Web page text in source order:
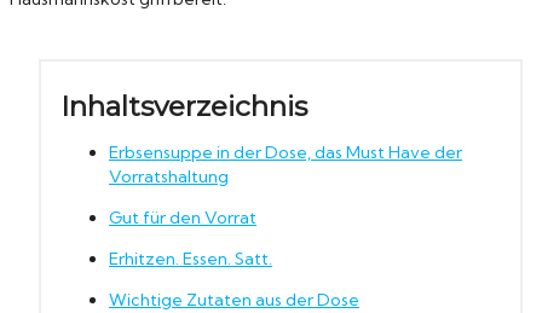
Inhaltsverzeichnis
Erbsensuppe in der Dose, das Must Have der
Vorratshaltung
Gut für den Vorrat
Erhitzen. Essen. Satt.
Wichtige Zutaten aus der Dose